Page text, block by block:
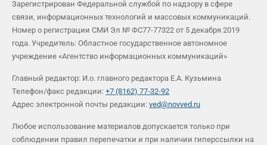
Зарегистрирован Федеральной службой по надзору в сфере
связи, информационных технологий и массовых коммуникаций.
Номер о регистрации СМИ Эл № ФС77-77322 от 5 декабря 2019
года. Учредитель: Областное государственное автономное
учреждение «Агентство информационных коммуникаций»
Главный редактор: И.о. главного редактора Е.А. Кузьмина
Телефон/факс редакции: +7 (8162) 77-32-92
Адрес электронной почты редакции: ved@novved.ru
Любое использование материалов допускается только при
соблюдении правил перепечатки и при наличии гиперссылки на